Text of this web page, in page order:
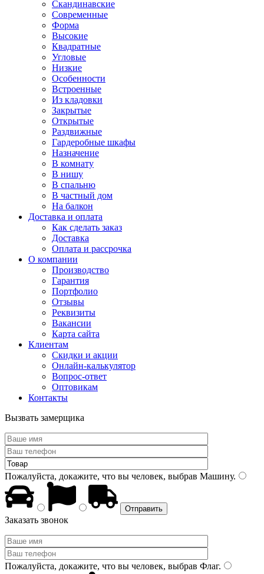
Скандинавские
Современные
Форма
Высокие
Квадратные
Угловые
Низкие
Особенности
Встроенные
Из кладовки
Закрытые
Открытые
Раздвижные
Гардеробные шкафы
Назначение
В комнату
В нишу
В спальню
В частный дом
На балкон
Доставка и оплата
Как сделать заказ
Доставка
Оплата и рассрочка
О компании
Производство
Гарантия
Портфолио
Отзывы
Реквизиты
Вакансии
Карта сайта
Клиентам
Скидки и акции
Онлайн-калькулятор
Вопрос-ответ
Оптовикам
Контакты
Вызвать замерщика
Пожалуйста, докажите, что вы человек, выбрав Машину.
Заказать звонок
Пожалуйста, докажите, что вы человек, выбрав Флаг.